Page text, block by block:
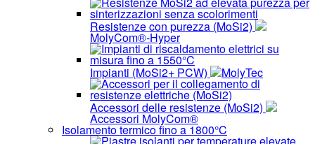
Resistenze con purezza (MoSi2)
MolyCom®-Hyper
Impianti (MoSi2+ PCW) MolyTec
Accessori delle resistenze (MoSi2)
Accessori MolyCom®
Isolamento termico fino a 1800°C